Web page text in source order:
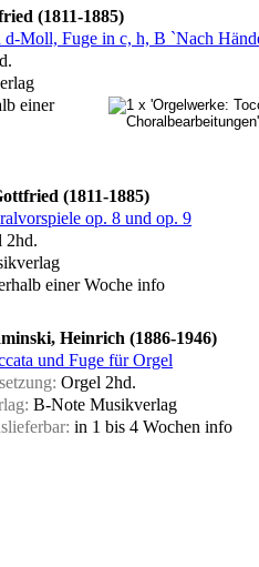
(1811-1885)
d-Moll, Fuge in c, h, B `Nach
einer
(1811-1885)
op. 8 und op. 9
2hd.
einer Woche info
Heinrich (1886-1946)
und Fuge für Orgel
Orgel 2hd.
B-Note Musikverlag
in 1 bis 4 Wochen info